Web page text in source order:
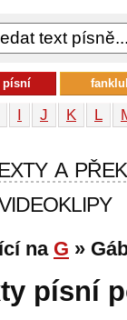
I J K L
a
na G »
písní
písní